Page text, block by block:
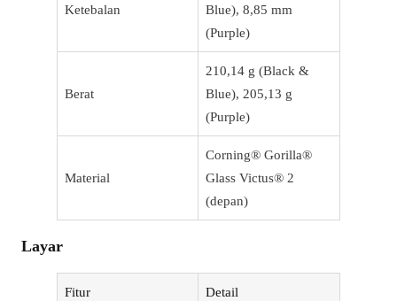
Ketebalan
Blue), 8,85 mm
(Purple)
Berat
210,14 g (Black &
Blue), 205,13 g
(Purple)
Material
Corning® Gorilla®
Glass Victus® 2
(depan)
Layar
Fitur Detail